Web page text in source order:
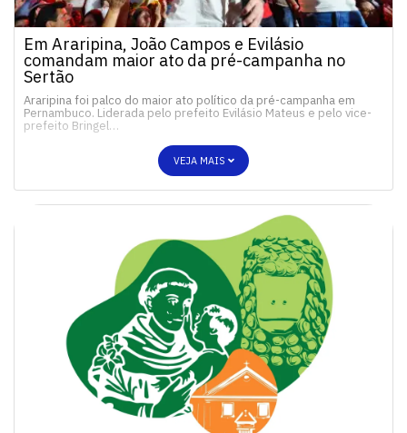
Em Araripina, João Campos e Evilásio
comandam maior ato da pré-campanha no
Sertão
Araripina foi palco do maior ato político da pré-campanha em
Pernambuco. Liderada pelo prefeito Evilásio Mateus e pelo vice-
prefeito Bringel…
VEJA MAIS